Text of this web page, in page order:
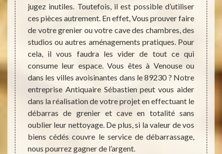
à
de
jugez inutiles. Toutefois, il est possible d’utiliser
ces pièces autrement. En effet, Vous prouver faire
de votre grenier ou votre cave des chambres, des
studios ou autres aménagements pratiques. Pour
cela, il vous faudra les vider de tout ce qui
consume leur espace. Vous êtes à Venouse ou
dans les villes avoisinantes dans le 89230 ? Notre
entreprise Antiquaire Sébastien peut vous aider
dans la réalisation de votre projet en effectuant le
débarras de grenier et cave en totalité sans
oublier leur nettoyage. De plus, si la valeur de vos
biens cédés couvre le service de débarrassage,
nous pourrez gagner de l’argent.
vous
est
de
faire
cave
leur